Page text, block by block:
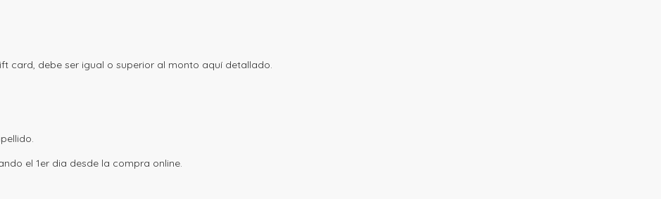
card, debe ser igual o superior al monto aquí detallado.
el 1er dia desde la compra online.